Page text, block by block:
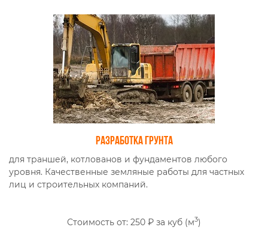
Разработка грунта
для траншей, котлованов и фундаментов любого
уровня. Качественные земляные работы для частных
лиц и строительных компаний.
Стоимость от: 250 ₽ за куб (м3)